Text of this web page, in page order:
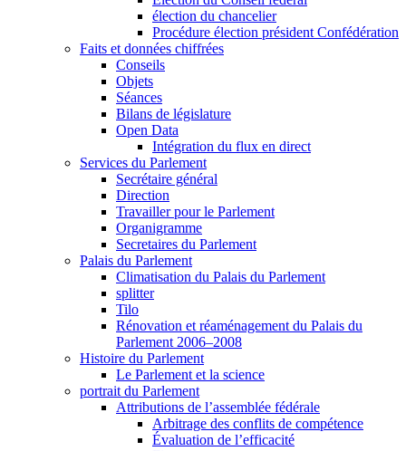
élection du chancelier
Procédure élection président Confédération
Faits et données chiffrées
Conseils
Objets
Séances
Bilans de législature
Open Data
Intégration du flux en direct
Services du Parlement
Secrétaire général
Direction
Travailler pour le Parlement
Organigramme
Secretaires du Parlement
Palais du Parlement
Climatisation du Palais du Parlement
splitter
Tilo
Rénovation et réaménagement du Palais du
Parlement 2006–2008
Histoire du Parlement
Le Parlement et la science
portrait du Parlement
Attributions de l’assemblée fédérale
Arbitrage des conflits de compétence
Évaluation de l’efficacité